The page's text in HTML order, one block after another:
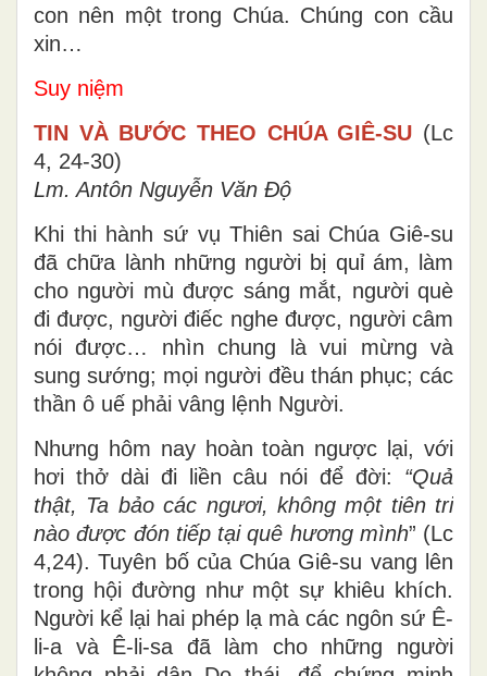
con nên một trong Chúa. Chúng con cầu
xin…
Suy niệm
TIN VÀ BƯỚC THEO CHÚA GIÊ-SU (Lc
4, 24-30)
Lm. Antôn Nguyễn Văn Độ
Khi thi hành sứ vụ Thiên sai Chúa Giê-su
đã chữa lành những người bị quỉ ám, làm
cho người mù được sáng mắt, người què
đi được, người điếc nghe được, người câm
nói được… nhìn chung là vui mừng và
sung sướng; mọi người đều thán phục; các
thần ô uế phải vâng lệnh Người.
Nhưng hôm nay hoàn toàn ngược lại, với
hơi thở dài đi liền câu nói để đời: “Quả
thật, Ta bảo các ngươi, không một tiên tri
nào được đón tiếp tại quê hương mình” (Lc
4,24). Tuyên bố của Chúa Giê-su vang lên
trong hội đường như một sự khiêu khích.
Người kể lại hai phép lạ mà các ngôn sứ Ê-
li-a và Ê-li-sa đã làm cho những người